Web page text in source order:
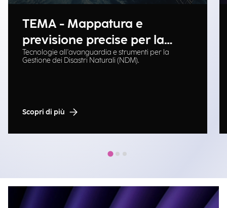
TEMA - Mappatura e
previsione precise per la
gestione delle emergenze
Tecnologie all'avanguardia e strumenti per la
Gestione dei Disastri Naturali (NDM).
Scopri di più